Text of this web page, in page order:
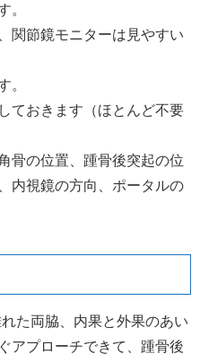
。
関節鏡モニターは見やすい
。
ておきます（ほとんど不要
骨の位置、踵骨後突起の位
内視鏡の方向、ポータルの
た両脇、内果と外果のあい
アプローチできて、踵骨後